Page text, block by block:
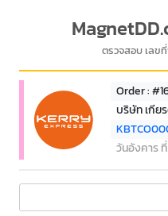
ตรวจสอบ เลข
Order :
บริษัท เกีย
วันอังคาร